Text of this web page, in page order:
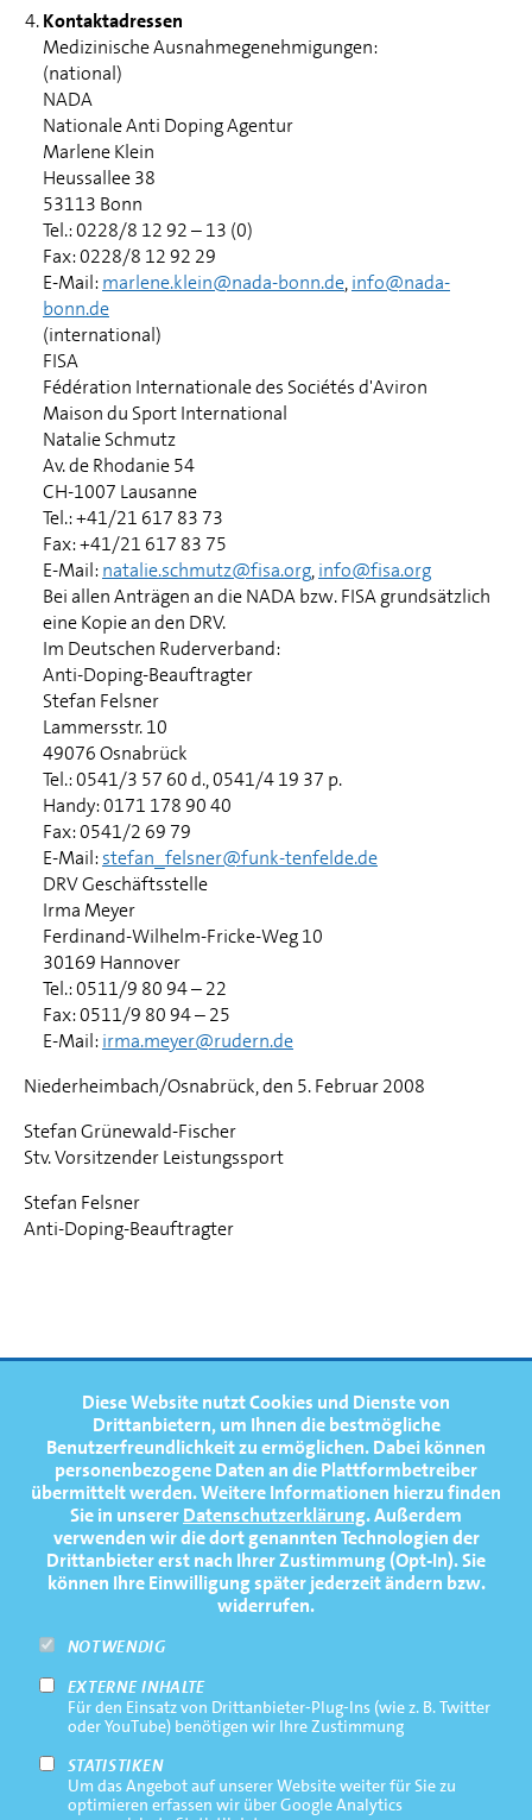
Diese Website nutzt Cookies und Dienste von
Drittanbietern, um Ihnen die bestmögliche
Benutzerfreundlichkeit zu ermöglichen.Dabei können
personenbezogene Daten an die Plattformbetreiber
übermittelt werden. Weitere Informationen hierzu finden
Sie in unsererDatenschutzerklärung. Außerdem
verwenden wir die dort genannten Technologien der
Drittanbieter erst nach Ihrer Zustimmung (Opt-In). Sie
können Ihre Einwilligung später jederzeit ändern bzw.
widerrufen.
NOTWENDIG
EXTERNE INHALTE
Für den Einsatz von Drittanbieter-Plug-Ins (wie z. B. Twitter
oder YouTube) benötigen wir Ihre Zustimmung
STATISTIKEN
Um das Angebot auf unserer Website weiter für Sie zu
optimieren erfassen wir über Google Analytics
Kontaktadressen
Medizinische Ausnahmegenehmigungen:
(national)
NADA
Nationale Anti Doping Agentur
Marlene Klein
Heussallee 38
53113 Bonn
Tel.: 0228/8 12 92 – 13 (0)
Fax: 0228/8 12 92 29
E-Mail:marlene.klein@nada-bonn.de,info@nada-
bonn.de
(international)
FISA
Fédération Internationale des Sociétés d'Aviron
Maison du Sport International
Natalie Schmutz
Av. de Rhodanie 54
CH-1007 Lausanne
Tel.: +41/21 617 83 73
Fax: +41/21 617 83 75
E-Mail:natalie.schmutz@fisa.org,info@fisa.org
Bei allen Anträgen an die NADA bzw. FISA grundsätzlich
eine Kopie an den DRV.
Im Deutschen Ruderverband:
Anti-Doping-Beauftragter
Stefan Felsner
Lammersstr. 10
49076 Osnabrück
Tel.: 0541/3 57 60 d., 0541/4 19 37 p.
Handy: 0171 178 90 40
Fax: 0541/2 69 79
E-Mail:stefan_felsner@funk-tenfelde.de
DRV Geschäftsstelle
Irma Meyer
Ferdinand-Wilhelm-Fricke-Weg 10
30169 Hannover
Tel.: 0511/9 80 94 – 22
Fax: 0511/9 80 94 – 25
E-Mail:irma.meyer@rudern.de
Niederheimbach/Osnabrück, den 5. Februar 2008
Stefan Grünewald-Fischer
Stv. Vorsitzender Leistungssport
Stefan Felsner
Anti-Doping-Beauftragter
FOOTERNAVIGATION
NEWS
TERMINE
MEDIATHEK
PRESSE
FAQ
NEWSLETTER
Footernavigation
Bottom
Impressum
Datenschutz